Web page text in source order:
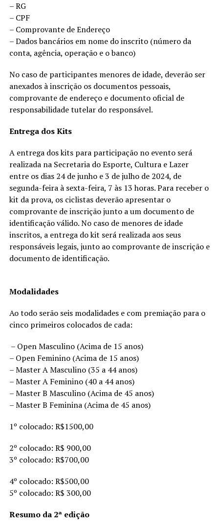
– RG
– CPF
– Comprovante de Endereço
– Dados bancários em nome do inscrito (número da
conta, agência, operação e o banco)
No caso de participantes menores de idade, deverão ser
anexados à inscrição os documentos pessoais,
comprovante de endereço e documento oficial de
responsabilidade tutelar do responsável.
Entrega dos Kits
A entrega dos kits para participação no evento será
realizada na Secretaria do Esporte, Cultura e Lazer
entre os dias 24 de junho e 3 de julho de 2024, de
segunda-feira à sexta-feira, 7 às 13 horas. Para receber o
kit da prova, os ciclistas deverão apresentar o
comprovante de inscrição junto a um documento de
identificação válido. No caso de menores de idade
inscritos, a entrega do kit será realizada aos seus
responsáveis legais, junto ao comprovante de inscrição e
documento de identificação.
Modalidades
Ao todo serão seis modalidades e com premiação para o
cinco primeiros colocados de cada:
– Open Masculino (Acima de 15 anos)
– Open Feminino (Acima de 15 anos)
– Master A Masculino (35 a 44 anos)
– Master A Feminino (40 a 44 anos)
– Master B Masculino (Acima de 45 anos)
– Master B Feminina (Acima de 45 anos)
1º colocado: R$1500,00
2º colocado: R$ 900,00
3º colocado: R$700,00
4º colocado: R$500,00
5º colocado: R$ 300,00
Resumo da 2ª edição